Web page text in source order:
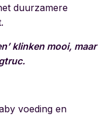
duurzamere
klinken mooi, maar
voeding en